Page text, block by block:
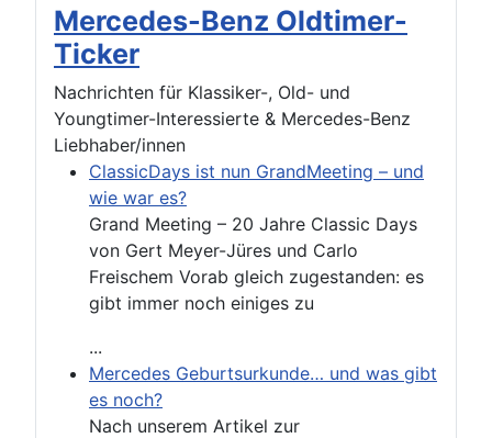
Mercedes-Benz Oldtimer-
Ticker
Nachrichten für Klassiker-, Old- und
Youngtimer-Interessierte & Mercedes-Benz
Liebhaber/innen
ClassicDays ist nun GrandMeeting – und
wie war es?
Grand Meeting – 20 Jahre Classic Days
von Gert Meyer-Jüres und Carlo
Freischem Vorab gleich zugestanden: es
gibt immer noch einiges zu
...
Mercedes Geburtsurkunde… und was gibt
es noch?
Nach unserem Artikel zur